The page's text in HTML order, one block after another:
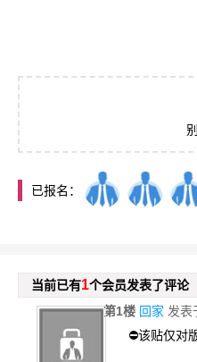
已报名：
当前已有1个会员发表了评论
第1楼 回家 发表
⛔️该贴仅对